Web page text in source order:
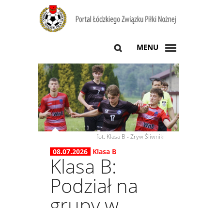
MENU
fot. Klasa B - Zryw Śliwniki
08.07.2026 Klasa B
Klasa B:
Podział na